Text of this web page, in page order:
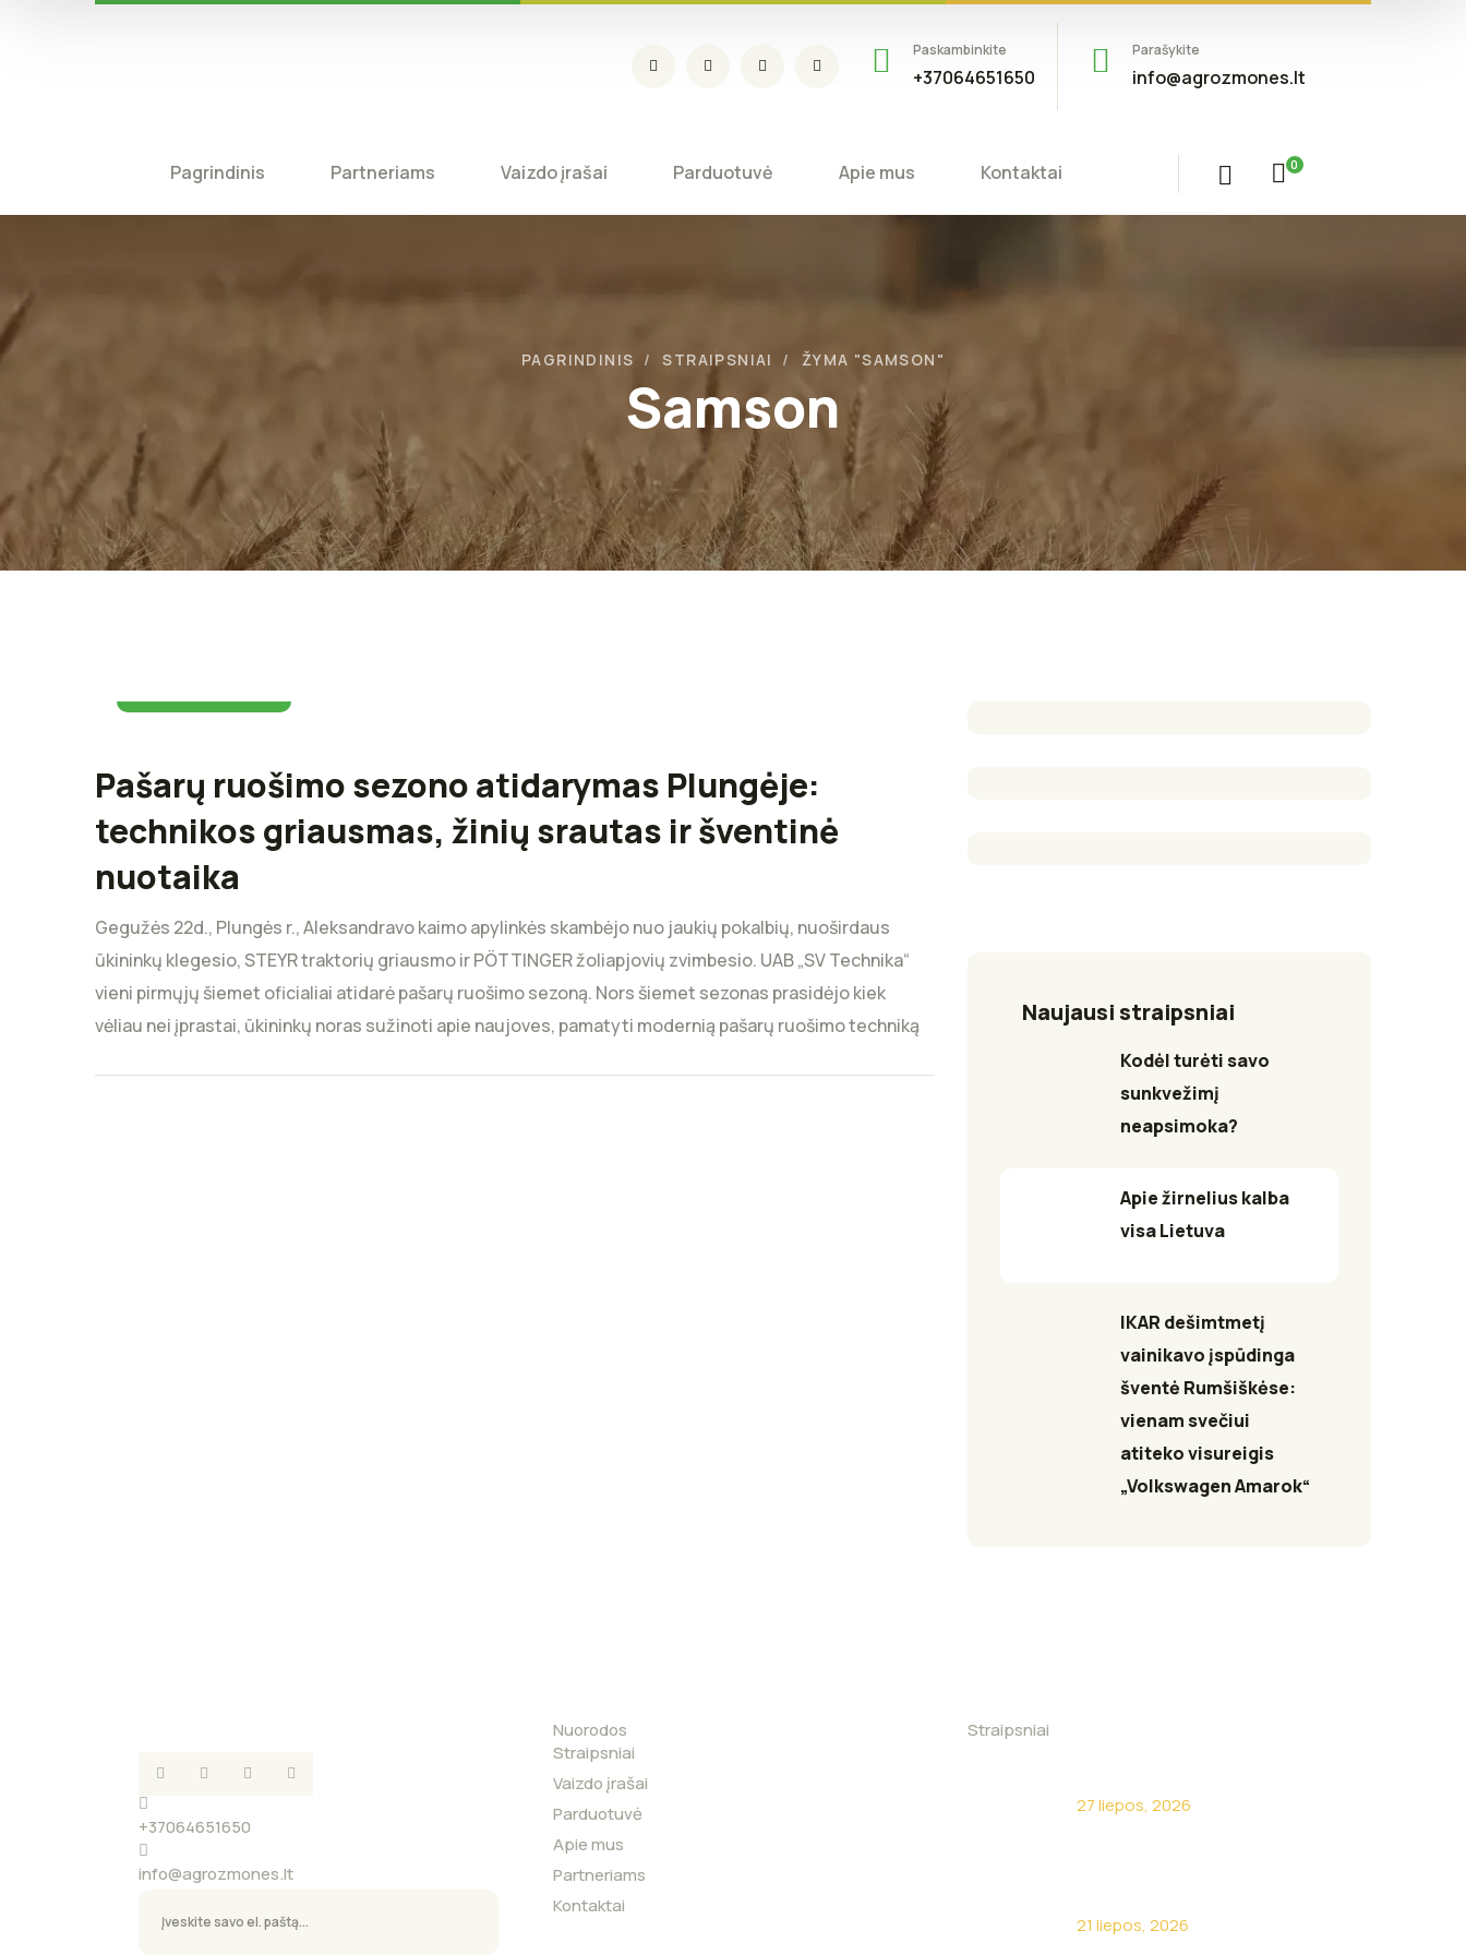
Paskambinkite
+37064651650
Parašykite
info@agrozmones.lt
Pagrindinis Partneriams Vaizdo įrašai Parduotuvė Apie mus Kontaktai 0
Samson
PAGRINDINIS STRAIPSNIAI ŽYMA "SAMSON"
Pašarų ruošimo sezono atidarymas Plungėje:
technikos griausmas, žinių srautas ir šventinė
nuotaika
Gegužės 22d., Plungės r., Aleksandravo kaimo apylinkės skambėjo nuo jaukių pokalbių, nuoširdaus
ūkininkų klegesio, STEYR traktorių griausmo ir PÖTTINGER žoliapjovių zvimbesio. UAB „SV Technika“
vieni pirmųjų šiemet oficialiai atidarė pašarų ruošimo sezoną. Nors šiemet sezonas prasidėjo kiek
vėliau nei įprastai, ūkininkų noras sužinoti apie naujoves, pamatyti modernią pašarų ruošimo techniką
Naujausi straipsniai
Kodėl turėti savo
sunkvežimį
neapsimoka?
Apie žirnelius kalba
visa Lietuva
IKAR dešimtmetį
vainikavo įspūdinga
šventė Rumšiškėse:
vienam svečiui
atiteko visureigis
„Volkswagen Amarok“
+37064651650
info@agrozmones.lt
Nuorodos
Straipsniai
Vaizdo įrašai
Parduotuvė
Apie mus
Partneriams
Kontaktai
Straipsniai
27 liepos, 2026
21 liepos, 2026